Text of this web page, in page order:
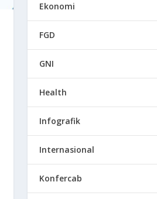
Ekonomi
FGD
GNI
Health
Infografik
Internasional
Konfercab